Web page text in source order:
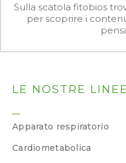
Sulla scatola fitobios
per scoprire i
LE NOSTRE LINEE
Apparato respiratorio
Cardiometabolica